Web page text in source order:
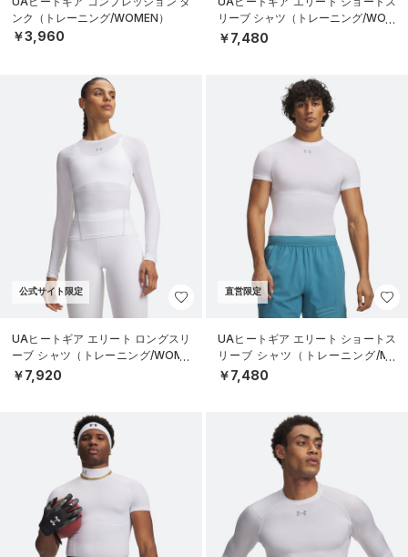
ンク（トレーニング/WOMEN）
￥3,960
リーブ シャツ（トレーニング/WOM
EN）
￥7,480
公式サイト限定
UAヒートギア エリート ロングスリ
ーブ シャツ（トレーニング/WOME
N）
￥7,920
直営限定
UAヒートギア エリート ショートス
リーブ シャツ（トレーニング/ME
N）
￥7,480